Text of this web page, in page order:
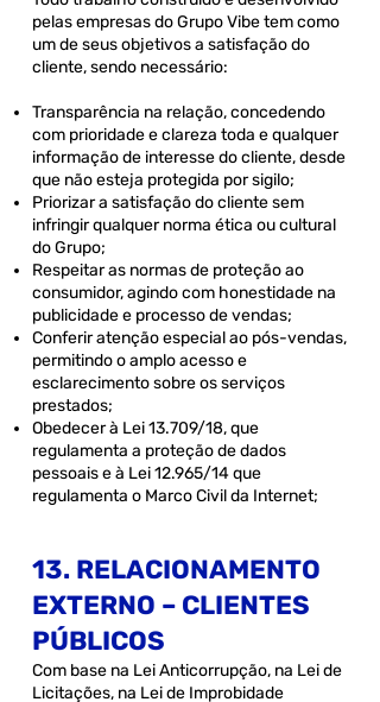
pelas empresas do Grupo Vibe tem como
um de seus objetivos a satisfação do
cliente, sendo necessário:
Transparência na relação, concedendo
com prioridade e clareza toda e qualquer
informação de interesse do cliente, desde
que não esteja protegida por sigilo;
Priorizar a satisfação do cliente sem
infringir qualquer norma ética ou cultural
do Grupo;
Respeitar as normas de proteção ao
consumidor, agindo com honestidade na
publicidade e processo de vendas;
Conferir atenção especial ao pós-vendas,
permitindo o amplo acesso e
esclarecimento sobre os serviços
prestados;
Obedecer à Lei 13.709/18, que
regulamenta a proteção de dados
pessoais e à Lei 12.965/14 que
regulamenta o Marco Civil da Internet;
13. RELACIONAMENTO
EXTERNO – CLIENTES
PÚBLICOS
Com base na Lei Anticorrupção, na Lei de
Licitações, na Lei de Improbidade